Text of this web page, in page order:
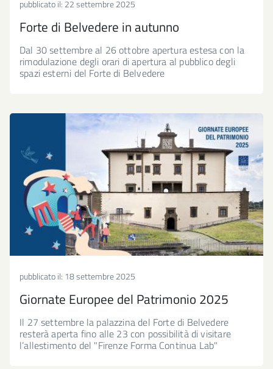
pubblicato il: 22 settembre 2025
Forte di Belvedere in autunno
Dal 30 settembre al 26 ottobre apertura estesa con la
rimodulazione degli orari di apertura al pubblico degli
spazi esterni del Forte di Belvedere
pubblicato il: 18 settembre 2025
Giornate Europee del Patrimonio 2025
Il 27 settembre la palazzina del Forte di Belvedere
resterà aperta fino alle 23 con possibilità di visitare
l’allestimento del "Firenze Forma Continua Lab"